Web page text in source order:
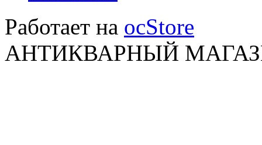
Работает на ocStore
АНТИКВАРНЫЙ